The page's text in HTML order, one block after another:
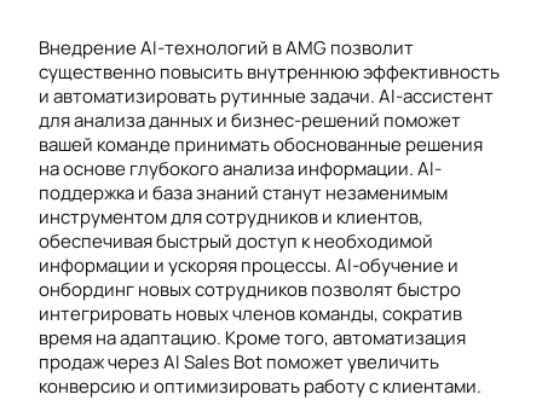
Внедрение AI-технологий в AMG позволит
существенно повысить внутреннюю эффективность
и автоматизировать рутинные задачи. AI-ассистент
для анализа данных и бизнес-решений поможет
вашей команде принимать обоснованные решения
на основе глубокого анализа информации. AI-
поддержка и база знаний станут незаменимым
инструментом для сотрудников и клиентов,
обеспечивая быстрый доступ к необходимой
информации и ускоряя процессы. AI-обучение и
онбординг новых сотрудников позволят быстро
интегрировать новых членов команды, сократив
время на адаптацию. Кроме того, автоматизация
продаж через AI Sales Bot поможет увеличить
конверсию и оптимизировать работу с клиентами.